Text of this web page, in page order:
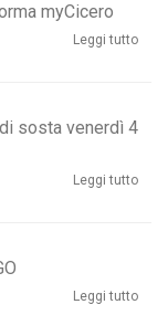
myCicero
Leggi tutto
sosta venerdì 4
Leggi tutto
Leggi tutto